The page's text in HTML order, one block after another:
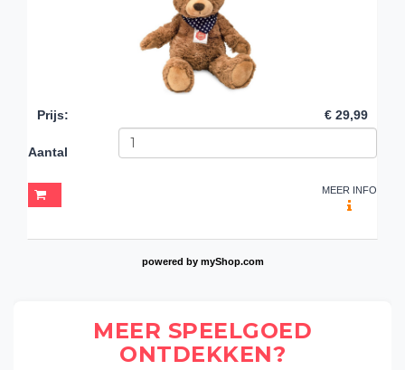
Prijs: € 29,99
Aantal
MEER INFO
powered by myShop.com
MEER SPEELGOED
ONTDEKKEN?